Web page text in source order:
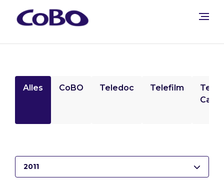
Alles CoBO Teledoc Telefilm
2011